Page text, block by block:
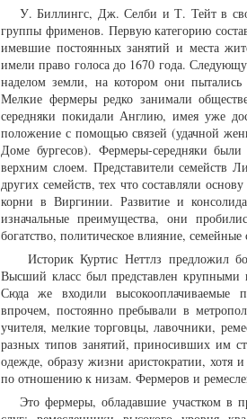
У. Биллингс, Дж. Селби и Т. Тейт в
группы фрименов. Первую категорию
имевшие постоянных занятий и места
имели право голоса до 1670 года.
наделом земли, на котором они
Мелкие фермеры редко занимали
середняки покидали Англию, имея уже
положение с помощью связей (удачной
Доме бургесов). Фермеры-середняки
верхним слоем. Представители семейств
других семейств, тех что составляли
корни в Виргинии. Развитие и
изначальные преимущества, они
богатство, политическое влияние,
Историк Куртис Неттлз предложил
Высший класс был представлен крупными
Сюда же входили высокооплачиваемые
впрочем, постоянно пребывали в
учителя, мелкие торговцы, лавочники,
разных типов занятий, приносивших им
одежде, образу жизни аристократии, хотя
по отношению к низам. Фермеров и
Это фермеры, обладавшие участком в